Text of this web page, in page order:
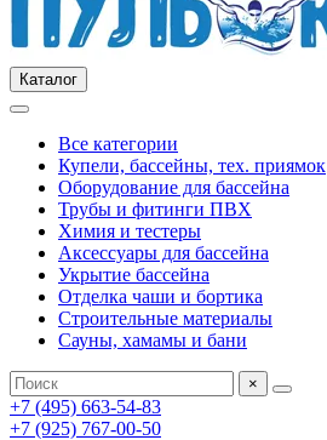
Каталог
Все категории
Купели, бассейны, тех. приямок
Оборудование для бассейна
Трубы и фитинги ПВХ
Химия и тестеры
Аксессуары для бассейна
Укрытие бассейна
Отделка чаши и бортика
Строительные материалы
Сауны, хамамы и бани
×
+7 (495) 663-54-83
+7 (925) 767-00-50